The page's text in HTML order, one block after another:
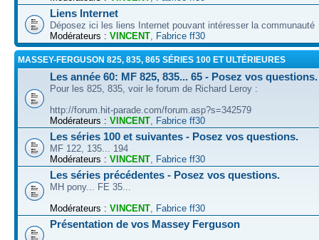
Liens Internet
Déposez ici les liens Internet pouvant intéresser la communauté
Modérateurs : VINCENT Fabrice ff30
MASSEY-FERGUSON 825, 835, 865 SÉRIES 100 ET ULTÉRIEURES
Les année 60: MF 825, 835... 65 - Posez vos questions.
Pour les 825, 835, voir le forum de Richard Leroy :
http://forum.hit-parade.com/forum.asp?s=342579
Modérateurs : VINCENT Fabrice ff30
Les séries 100 et suivantes - Posez vos questions.
MF 122, 135... 194
Modérateurs : VINCENT Fabrice ff30
Les séries précédentes - Posez vos questions.
MH pony... FE 35...
Modérateurs : VINCENT Fabrice ff30
Présentation de vos Massey Ferguson